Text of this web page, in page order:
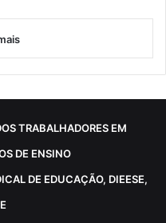
TRABALHADORES EM
DE ENSINO
DE EDUCAÇÃO, DIEESE,